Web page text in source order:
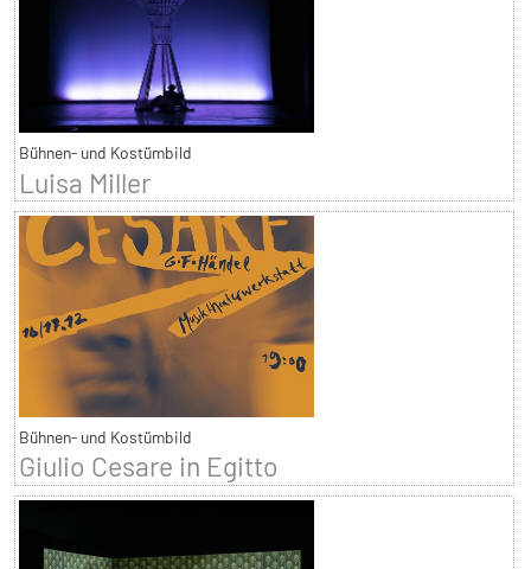
Bühnen- und Kostümbild
Luisa Miller
Bühnen- und Kostümbild
Giulio Cesare in Egitto